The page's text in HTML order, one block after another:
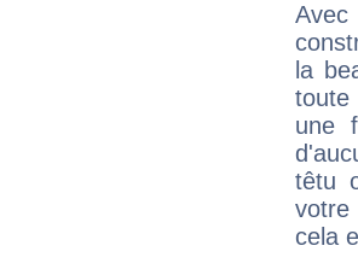
la
une
têtu
cela